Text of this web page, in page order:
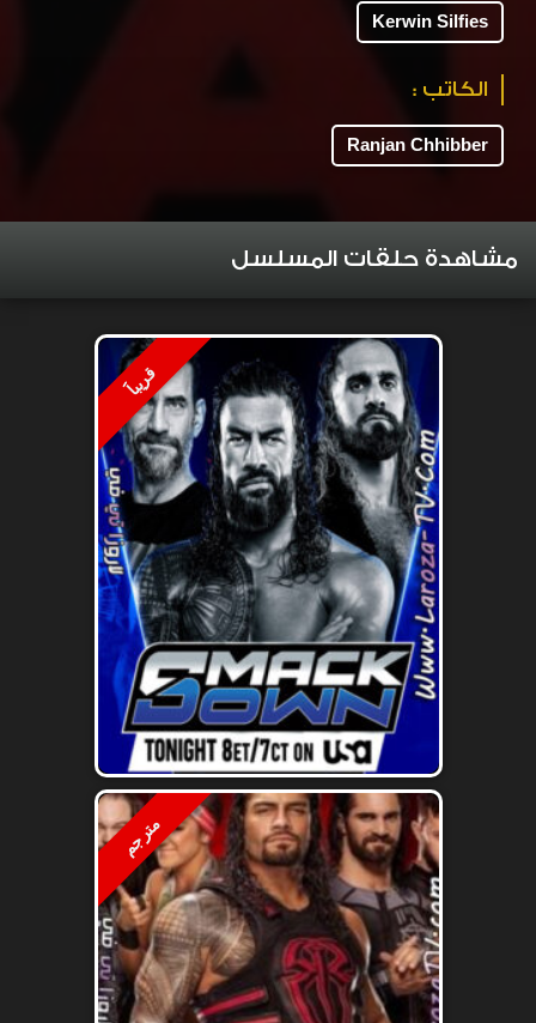
Kerwin Silfies
الكاتب :
Ranjan Chhibber
مشاهدة حلقات المسلسل
قريباََ
مترجم